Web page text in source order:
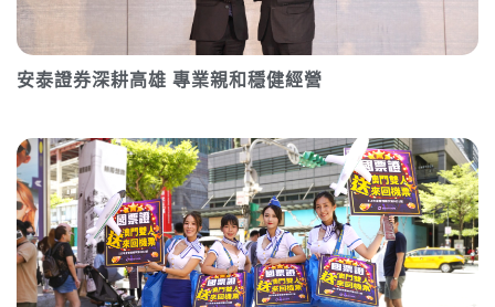
安泰證券深耕高雄 專業親和穩健經營